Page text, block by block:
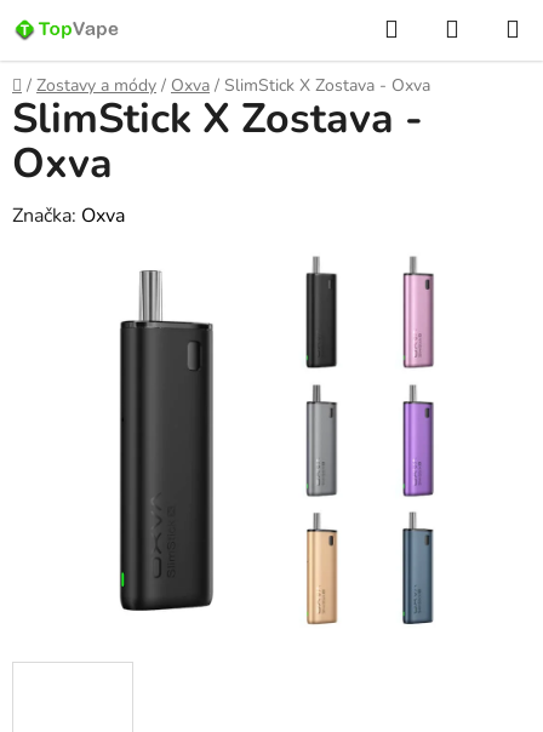
na
obsah
Hľadať
KOŠÍK
Domov
/ Zostavy a módy / Oxva / SlimStick X Zostava - Oxva
SlimStick X Zostava -
Oxva
Značka: Oxva